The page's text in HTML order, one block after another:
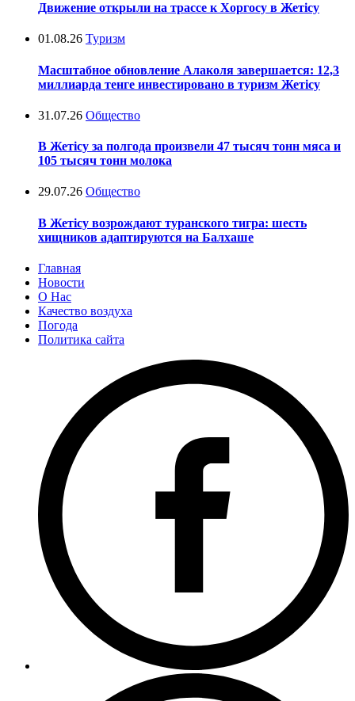
Движение открыли на трассе к Хоргосу в Жетісу
01.08.26 Туризм
Масштабное обновление Алаколя завершается: 12,3
миллиарда тенге инвестировано в туризм Жетісу
31.07.26 Общество
В Жетісу за полгода произвели 47 тысяч тонн мяса и
105 тысяч тонн молока
29.07.26 Общество
В Жетісу возрождают туранского тигра: шесть
хищников адаптируются на Балхаше
Главная
Новости
О Нас
Качество воздуха
Погода
Политика сайта